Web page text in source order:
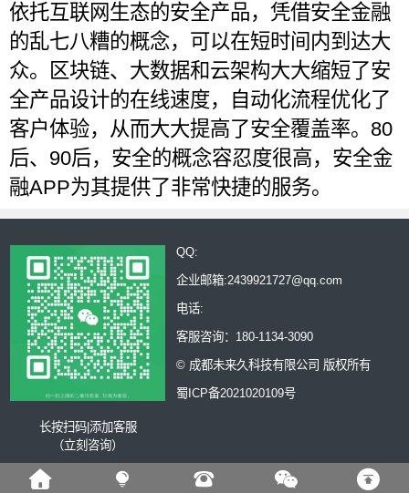
依托互联网生态的安全产品，凭借安全金融
的乱七八糟的概念，可以在短时间内到达大
众。区块链、大数据和云架构大大缩短了安
全产品设计的在线速度，自动化流程优化了
客户体验，从而大大提高了安全覆盖率。80
后、90后，安全的概念容忍度很高，安全金
融APP为其提供了非常快捷的服务。
长按扫码|添加客服
（立刻咨询）
QQ:
企业邮箱:2439921727@qq.com
电话:
客服咨询：180-1134-3090
© 成都未来久科技有限公司 版权所有
蜀ICP备2021020109号
    